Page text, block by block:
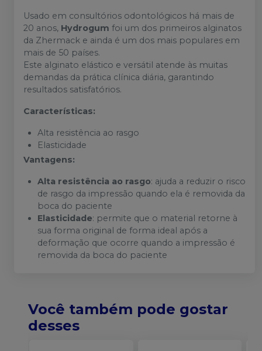
Usado em consultórios odontológicos há mais de
20 anos, Hydrogum foi um dos primeiros alginatos
da Zhermack e ainda é um dos mais populares em
mais de 50 países.
Este alginato elástico e versátil atende às muitas
demandas da prática clínica diária, garantindo
resultados satisfatórios.
Características:
Alta resistência ao rasgo
Elasticidade
Vantagens:
Alta resistência ao rasgo: ajuda a reduzir o risco
de rasgo da impressão quando ela é removida da
boca do paciente
Elasticidade: permite que o material retorne à
sua forma original de forma ideal após a
deformação que ocorre quando a impressão é
removida da boca do paciente
Você também pode gostar
desses